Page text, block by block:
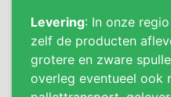
Levering: In onze
zelf de producten
grotere en zware
overleg eventueel ook